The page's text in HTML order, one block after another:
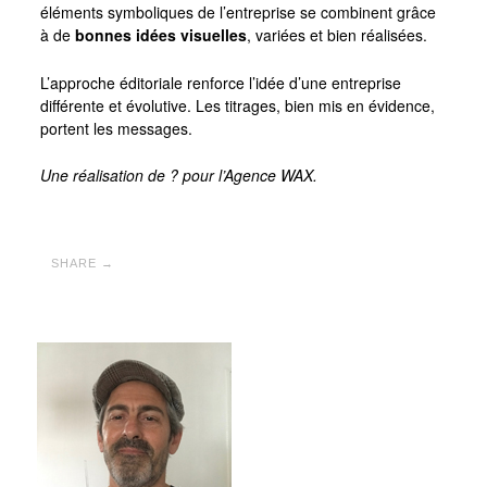
éléments symboliques de l’entreprise se combinent grâce
à de bonnes idées visuelles, variées et bien réalisées.
L’approche éditoriale renforce l’idée d’une entreprise
différente et évolutive. Les titrages, bien mis en évidence,
portent les messages.
Une réalisation de ? pour l’Agence WAX.
SHARE →